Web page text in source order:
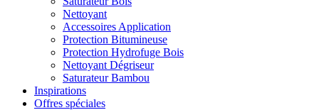
Nettoyant
Accessoires Application
Protection Bitumineuse
Protection Hydrofuge Bois
Nettoyant Dégriseur
Saturateur Bambou
Inspirations
Offres spéciales